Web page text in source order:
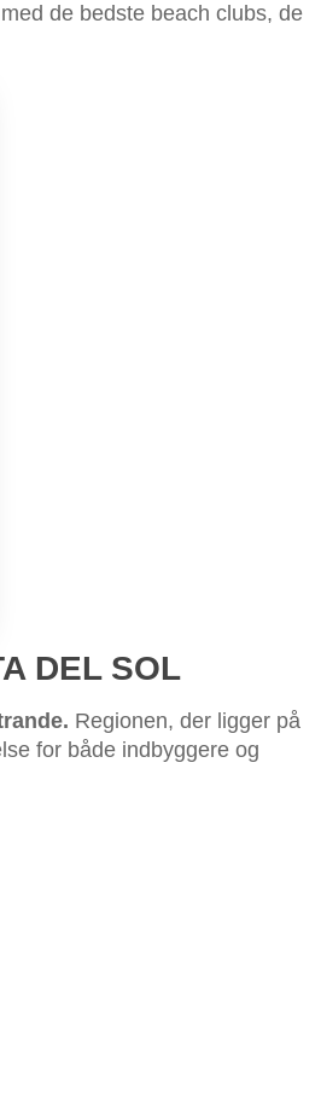
de bedste beach clubs, de
DEL SOL
Regionen, der ligger på
for både indbyggere og